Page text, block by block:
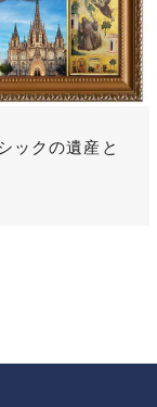
ックの遺産と